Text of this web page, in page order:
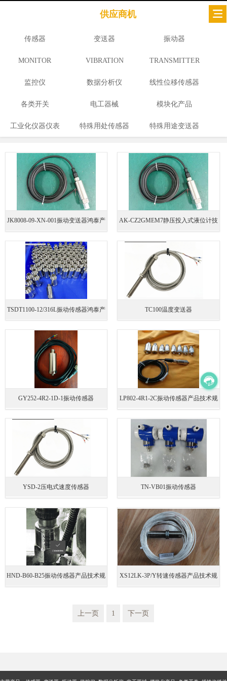
供应商机
传感器 变送器 振动器
MONITOR VIBRATION TRANSMITTER
监控仪 数据分析仪 线性位移传感器
各类开关 电工器械 模块化产品
工业化仪器仪表 特殊用处传感器 特殊用途变送器
JK8008-09-XN-001振动变送器鸿泰产 AK‑CZ2GMEM7静压投入式液位计技
TSDT1100‑12/316L振动传感器鸿泰产 TC100温度变送器
GY252-4R2-1D-1振动传感器 LP802-4R1-2C振动传感器产品技术规
格
YSD-2压电式速度传感器 TN-VB01振动传感器
HND-B60-B25振动传感器产品技术规 XS12LK-3P/Y转速传感器产品技术规
上一页 1 下一页